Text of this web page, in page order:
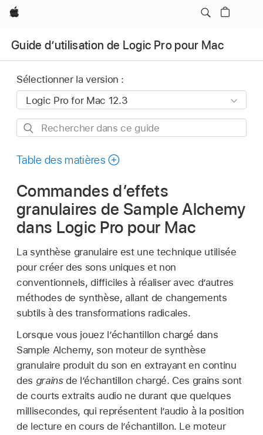
Apple
Guide d’utilisation de Logic Pro pour Mac
Sélectionner la version :
Rechercher
ce
Table des matières
Commandes d’effets
granulaires de Sample Alchemy
dans Logic Pro pour Mac
La synthèse granulaire est une technique utilisée
pour créer des sons uniques et non
conventionnels, difficiles à réaliser avec d’autres
méthodes de synthèse, allant de changements
subtils à des transformations radicales.
Lorsque vous jouez l’échantillon chargé dans
Sample Alchemy, son moteur de synthèse
granulaire produit du son en extrayant en continu
des grainsde l’échantillon chargé. Ces grains sont
de courts extraits audio ne durant que quelques
millisecondes, qui représentent l’audio à la position
de lecture en cours de l’échantillon. Le moteur